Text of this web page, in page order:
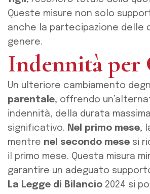
Queste misure non solo
anche la partecipazione delle
genere.
Indennità per
Un ulteriore cambiamento
parentale, offrendo
indennità, della durata
significativo. Nel primo mese,
mentre nel secondo mese si
il primo mese. Questa misura
garantire un adeguato
La Legge di Bilancio 2024 si